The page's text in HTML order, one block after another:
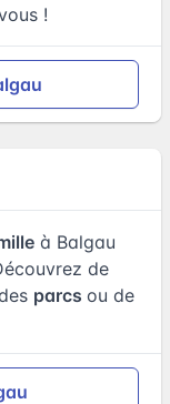
!
à Balgau
de
parcs ou de